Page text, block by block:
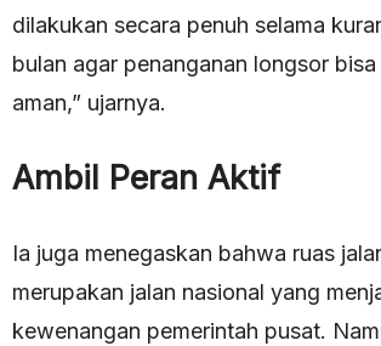
dilakukan secara penuh selama
bulan agar penanganan longsor
aman,” ujarnya.
Ambil Peran Aktif
Ia juga menegaskan bahwa ruas
merupakan jalan nasional yang
kewenangan pemerintah pusat.